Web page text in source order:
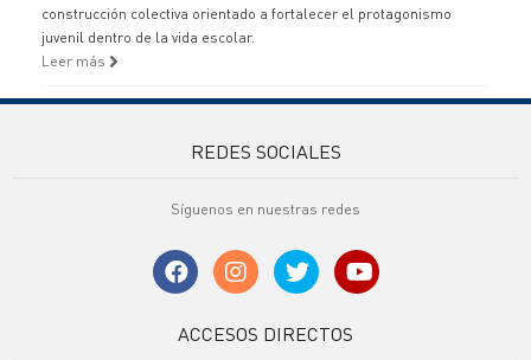
construcción colectiva orientado a fortalecer el protagonismo
juvenil dentro de la vida escolar.
Leer más
REDES SOCIALES
Síguenos en nuestras redes
ACCESOS DIRECTOS